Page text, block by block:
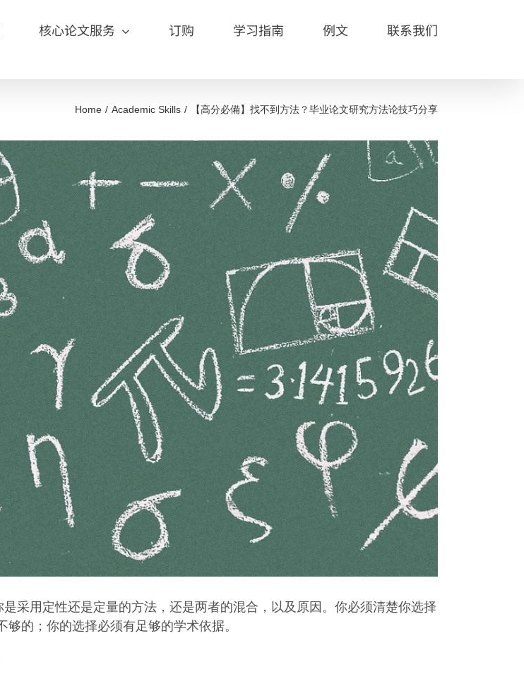
核心论文服务 订购 学习指南 例文 联系我们
Home Academic Skills 【高分必備】找不到方法？毕业论文研究方法论技巧分享
采用定性还是定量的方法，还是两者的混合，以及原因。你必须清楚你选择
的；你的选择必须有足够的学术依据。